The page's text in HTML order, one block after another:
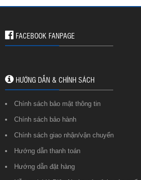
FACEBOOK FANPAGE
HƯỚNG DẪN & CHÍNH SÁCH
Chính sách bảo mật thông tin
Chính sách bảo hành
Chính sách giao nhận/vận chuyển
Hướng dẫn thanh toán
Hướng dẫn đặt hàng